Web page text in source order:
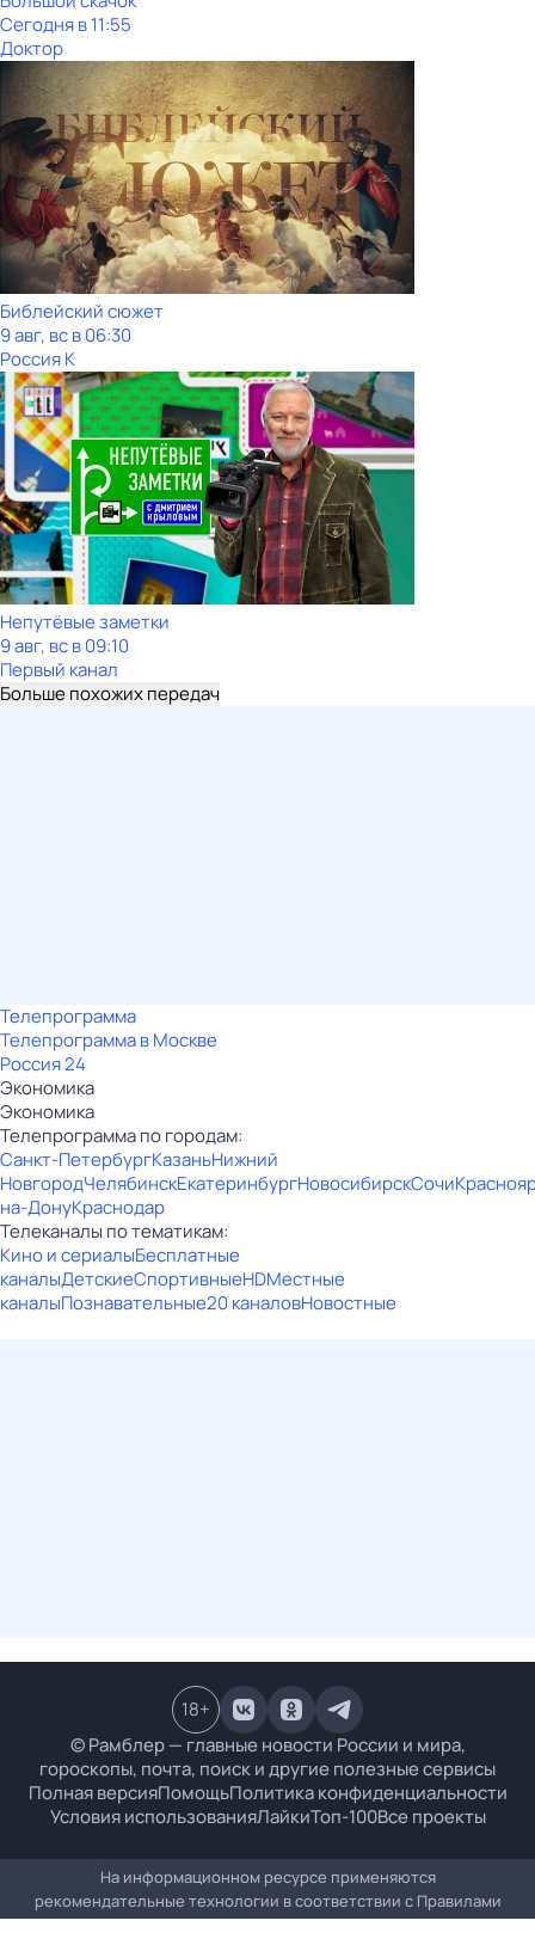
Сегодня в 11:55
Доктор
Библейский сюжет
9 авг, вс в 06:30
Россия К
Непутёвые заметки
9 авг, вс в 09:10
Первый канал
Больше похожих передач
Телепрограмма
Телепрограмма в Москве
Россия 24
Экономика
Экономика
Телепрограмма по городам:
Санкт-ПетербургКазаньНижний
НовгородЧелябинскЕкатеринбургНовосибирскСочи
на-ДонуКраснодар
Телеканалы по тематикам:
Кино и сериалыБесплатные
каналыДетскиеСпортивныеHDМестные
каналыПознавательные20 каналовНовостные
© Рамблер — главные новости России и мира,
гороскопы, почта, поиск и другие полезные сервисы
Полная версияПомощьПолитика конфиденциальности
Условия использованияЛайкиТоп-100Все проекты
18+
На информационном ресурсе применяются
рекомендательные технологии в соответствии с Правилами